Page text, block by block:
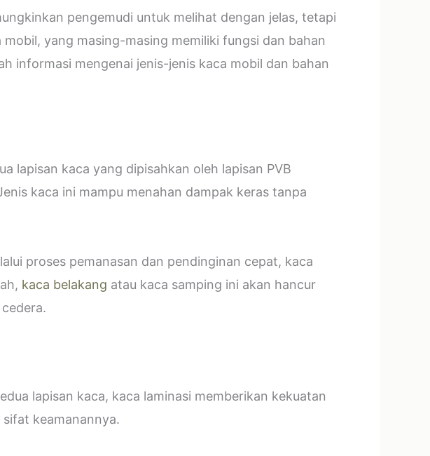
pengemudi untuk melihat dengan jelas, tetapi
yang masing-masing memiliki fungsi dan bahan
informasi mengenai jenis-jenis kaca mobil dan bahan
lapisan kaca yang dipisahkan oleh lapisan PVB
kaca ini mampu menahan dampak keras tanpa
proses pemanasan dan pendinginan cepat, kaca
kaca belakang atau kaca samping ini akan hancur
lapisan kaca, kaca laminasi memberikan kekuatan
keamanannya.